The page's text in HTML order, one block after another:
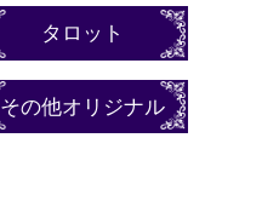
タロット
その他オリジナル